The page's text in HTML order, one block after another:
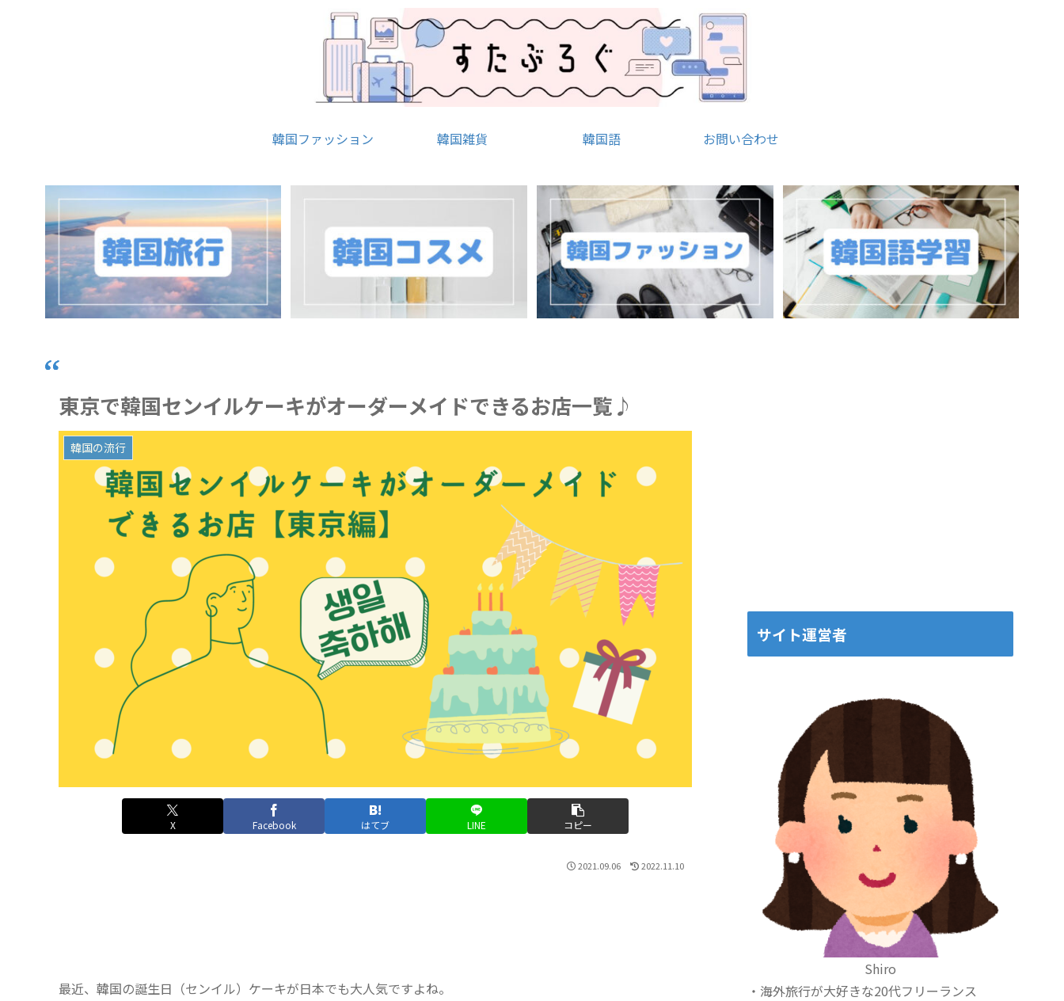
韓国ファッション 韓国雑貨 韓国語 お問い合わせ
東京で韓国センイルケーキがオーダーメイドできるお店一覧♪
韓国の流行
X Facebook はてブ LINE コピー
2021.09.06 2022.11.10
最近、韓国の誕生日（センイル）ケーキが日本でも大人気ですよね。
サイト運営者
Shiro
・海外旅行が大好きな20代フリーランス